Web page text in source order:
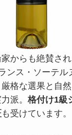
からも絶賛さ
ンス・ソーテル
格な選果と自
派。 格付け1級
も受けています。